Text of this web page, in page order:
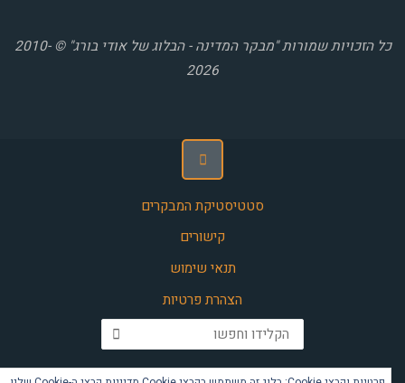
כל הזכויות שמורות "מבקר המדינה - הבלוג של אודי בורג" © 2010-
2026
סטטיסטיקת המבקרים
קישורים
תנאי שימוש
הצהרת פרטיות